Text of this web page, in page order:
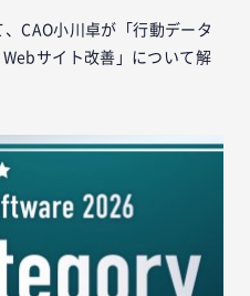
CAO小川卓が「行動データ
サイト改善」について解